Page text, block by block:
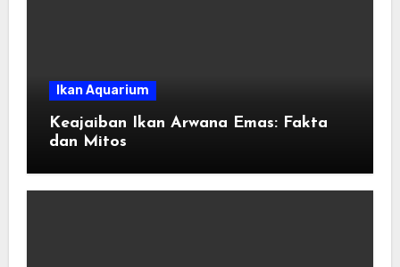
Ikan Aquarium
Keajaiban Ikan Arwana Emas: Fakta
dan Mitos